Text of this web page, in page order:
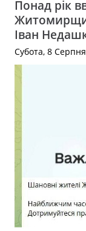
Понад рік
Іван
Субота, 8